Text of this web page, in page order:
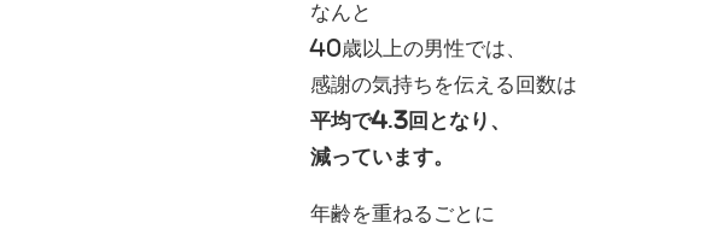
なんと
40歳以上の男性では、
感謝の気持ちを伝える回数は
平均で4.3回となり、
減っています。
年齢を重ねるごとに